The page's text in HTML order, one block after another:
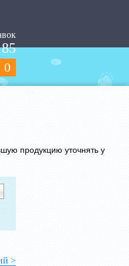
0
продукцию уточнять у
>